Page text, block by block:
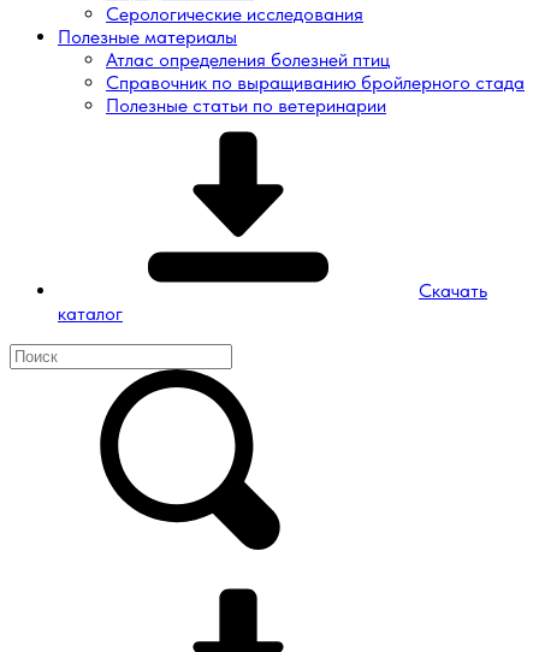
Серологические исследования
Полезные материалы
Атлас определения болезней птиц
Справочник по выращиванию бройлерного стада
Полезные статьи по ветеринарии
Скачать
каталог